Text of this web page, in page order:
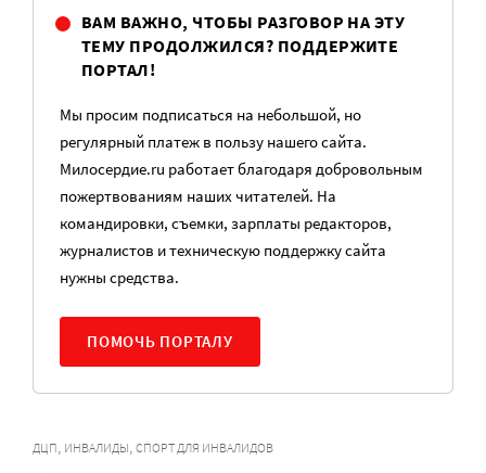
ВАМ ВАЖНО, ЧТОБЫ РАЗГОВОР НА ЭТУ
ТЕМУ ПРОДОЛЖИЛСЯ? ПОДДЕРЖИТЕ
ПОРТАЛ!
Мы просим подписаться на небольшой, но
регулярный платеж в пользу нашего сайта.
Милосердие.ru работает благодаря добровольным
пожертвованиям наших читателей. На
командировки, съемки, зарплаты редакторов,
журналистов и техническую поддержку сайта
нужны средства.
ПОМОЧЬ ПОРТАЛУ
ДЦП, ИНВАЛИДЫ, СПОРТ ДЛЯ ИНВАЛИДОВ